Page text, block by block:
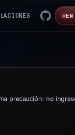
precaución: no